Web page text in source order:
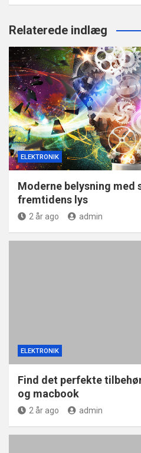
Relaterede indlæg
ELEKTRONIK
Moderne belysning
fremtidens lys
2 år ago admin
ELEKTRONIK
Find det perfekte
og macbook
2 år ago admin